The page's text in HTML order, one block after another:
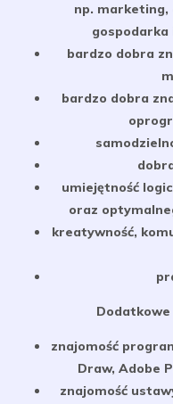
np. marketing,
bardzo dobra
bardzo dobra
umiejętność
oraz
kreatywność,
znajomość
Draw, Adobe
znajomość